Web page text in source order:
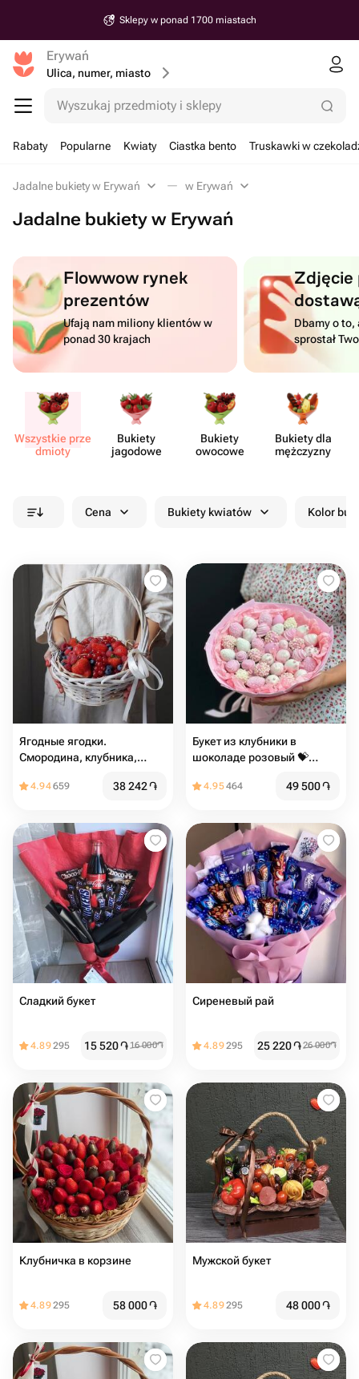
Sklepy w ponad 1700 miastach
Erywań
Ulica, numer, miasto
Wyszukaj przedmioty i sklepy
Rabaty Popularne Kwiaty Ciastka bento Truskawki w
Jadalne bukiety w Erywań w Erywań
Jadalne bukiety w Erywań
Flowwow rynek
prezentów
Ufają nam miliony klientów w
ponad 30 krajach
Dbamy o to,
sprostał
Wszystkie prze​
dmioty
Bukiety
jagodowe
Bukiety
owocowe
Bukiety dla
mężczyzny
Cena Bukiety kwiatów Kolor
Ягодные ягодки.
Смородина, клубника,
подарок
4.94659 38 242֏
Букет из клубники в
шоколаде розовый 💝️
4.95464 49 500֏
Сладкий букет
4.89295 15 520֏16 000֏
Сиреневый рай
4.89295 25 220֏26 000֏
Клубничка в корзине
4.89295 58 000֏
Мужской букет
4.89295 48 000֏